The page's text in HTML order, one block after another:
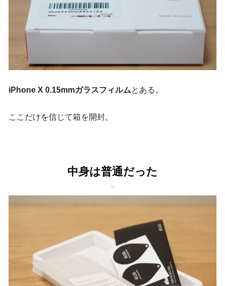
iPhone X 0.15mmガラスフィルムとある。
ここだけを信じて箱を開封。
中身は普通だった